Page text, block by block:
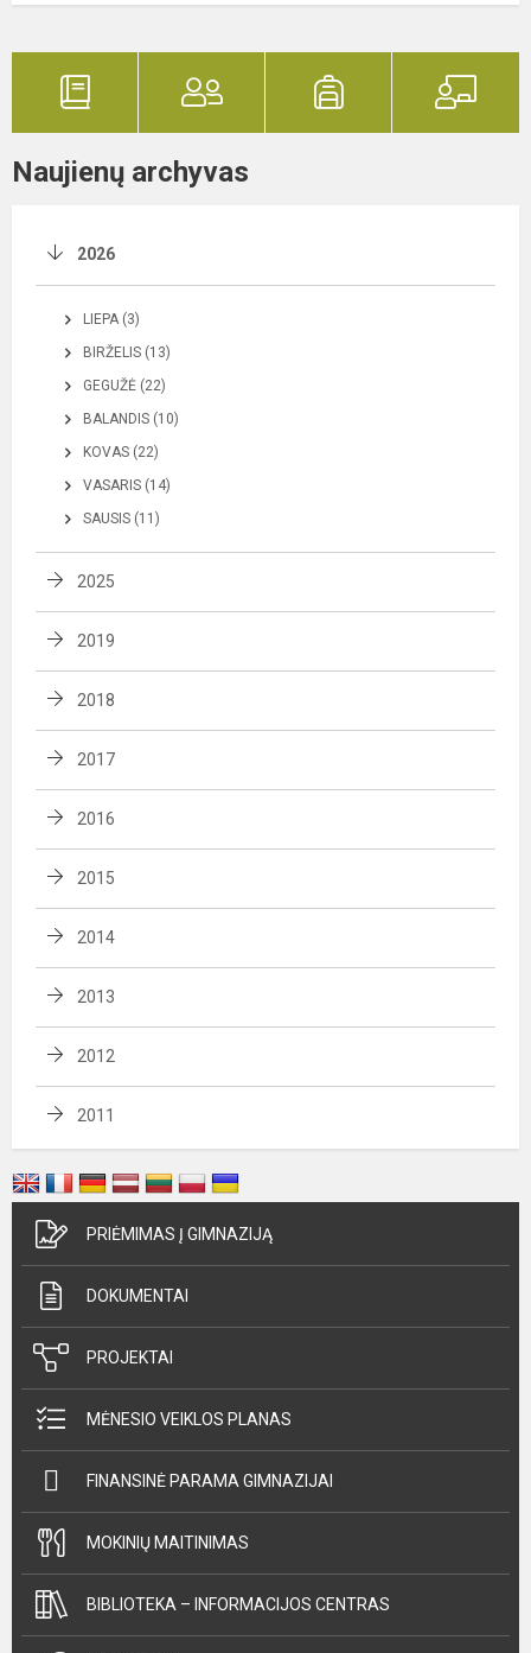
Naujienų archyvas
2026
LIEPA (3)
BIRŽELIS (13)
GEGUŽĖ (22)
BALANDIS (10)
KOVAS (22)
VASARIS (14)
SAUSIS (11)
2025
2019
2018
2017
2016
2015
2014
2013
2012
2011
PRIĖMIMAS Į GIMNAZIJĄ
DOKUMENTAI
PROJEKTAI
MĖNESIO VEIKLOS PLANAS
FINANSINĖ PARAMA GIMNAZIJAI
MOKINIŲ MAITINIMAS
BIBLIOTEKA – INFORMACIJOS CENTRAS